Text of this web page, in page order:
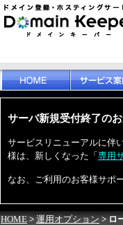
サーバ新規受付終了の
サービスリニューアルに伴
様は、新しくなった「 専用
なお、ご利用のお客様サポ
HOME > 運用オプション > ロ